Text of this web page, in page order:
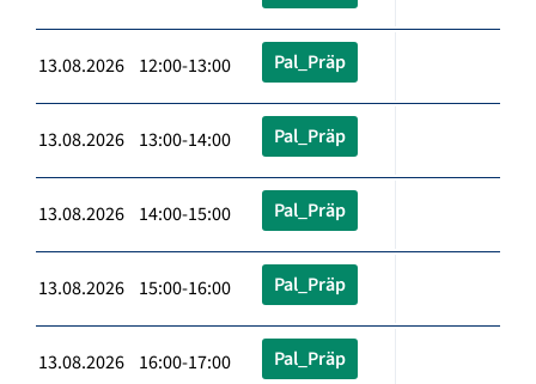
13.08.2026 12:00-13:00 Pal_Präp
13.08.2026 13:00-14:00 Pal_Präp
13.08.2026 14:00-15:00 Pal_Präp
13.08.2026 15:00-16:00 Pal_Präp
13.08.2026 16:00-17:00 Pal_Präp